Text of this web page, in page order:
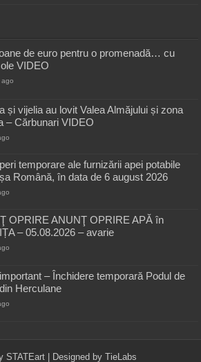
de euro pentru o promenadă… cu
VIDEO
ago
și vijelia au lovit Valea Almăjului și zona
– Cărbunari VIDEO
temporare ale furnizării apei potabile
Română, în data de 6 august 2026
OPRIRE ANUNŢ OPRIRE APĂ în
– 05.08.2026 – avarie
– Închidere temporară Podul de
Herculane
STATEart| Designed by TieLabs